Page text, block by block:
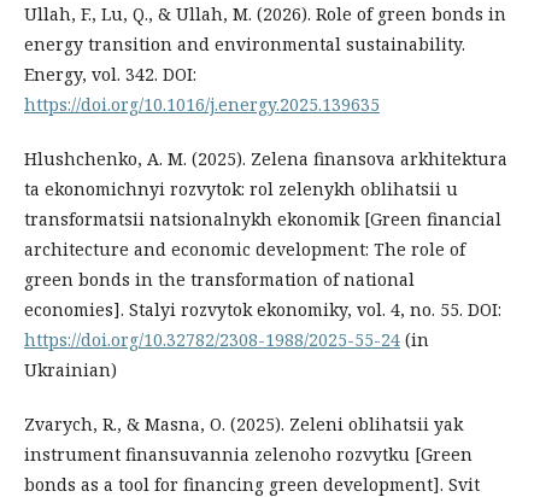
Ullah, F., Lu, Q., & Ullah, M. (2026). Role of green bonds in
energy transition and environmental sustainability.
Energy, vol. 342. DOI:
https://doi.org/10.1016/j.energy.2025.139635
Hlushchenko, A. M. (2025). Zelena finansova arkhitektura
ta ekonomichnyi rozvytok: rol zelenykh oblihatsii u
transformatsii natsionalnykh ekonomik [Green financial
architecture and economic development: The role of
green bonds in the transformation of national
economies]. Stalyi rozvytok ekonomiky, vol. 4, no. 55. DOI:
https://doi.org/10.32782/2308-1988/2025-55-24 (in
Ukrainian)
Zvarych, R., & Masna, O. (2025). Zeleni oblihatsii yak
instrument finansuvannia zelenoho rozvytku [Green
bonds as a tool for financing green development]. Svit